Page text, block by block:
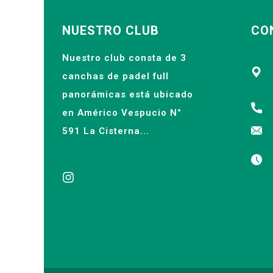
NUESTRO CLUB
Nuestro club consta de 3
canchas de padel full
panorámicas está ubicado
en Américo Vespucio N°
591 La Cisterna...